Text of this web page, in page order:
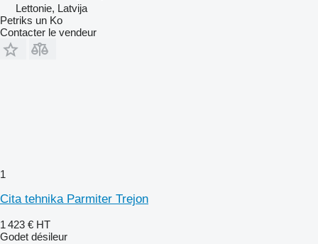
Lettonie, Latvija
Petriks un Ko
Contacter le vendeur
1
Cita tehnika Parmiter Trejon
1 423 € HT
Godet désileur